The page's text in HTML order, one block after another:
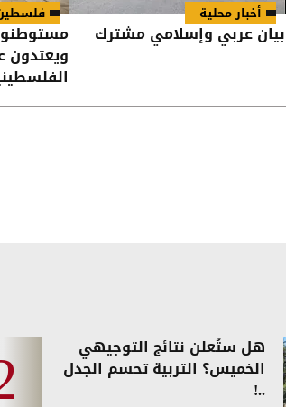
أخبار محلية
بيان عربي وإسلامي مشترك
ويعتدون
هل ستُعلن نتائج التوجيهي
الخميس؟ التربية تحسم الجدل
..!